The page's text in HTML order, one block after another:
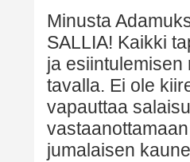
Minusta
SALLIA! Kaikki
ja esiintulemisen
tavalla. Ei ole
vapauttaa
jumalaisen